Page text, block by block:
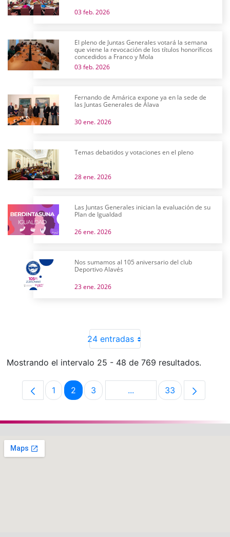
03 feb. 2026
El pleno de Juntas Generales votará la semana
que viene la revocación de los títulos honoríficos
concedidos a Franco y Mola
03 feb. 2026
Fernando de Amárica expone ya en la sede de
las Juntas Generales de Álava
30 ene. 2026
Temas debatidos y votaciones en el pleno
28 ene. 2026
Las Juntas Generales inician la evaluación de su
Plan de Igualdad
26 ene. 2026
Nos sumamos al 105 aniversario del club
Deportivo Alavés
23 ene. 2026
24 entradas
Mostrando el intervalo 25 - 48 de 769 resultados.
Página
1 Página
2 Página
3 ...Páginas intermedias Use
Página
33